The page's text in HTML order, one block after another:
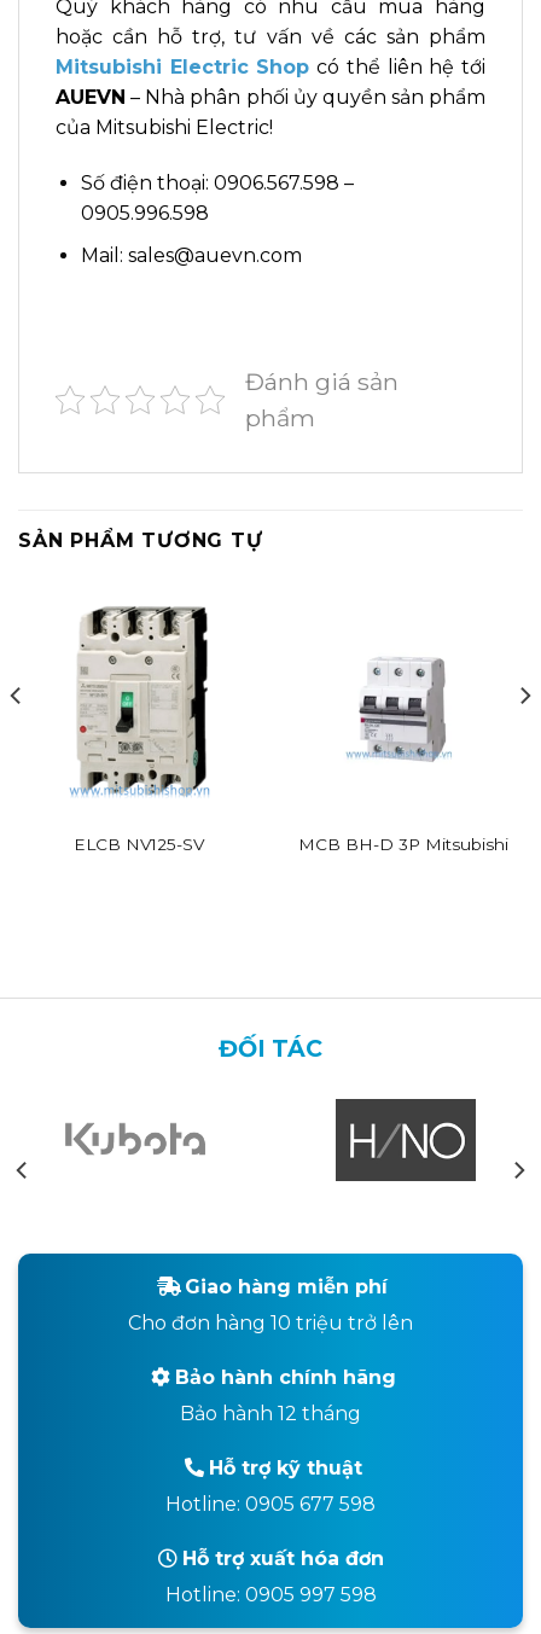
Quý khách hàng có nhu cầu mua hàng
hoặc cần hỗ trợ, tư vấn về các sản phẩm
Mitsubishi Electric Shop có thể liên hệ tới
AUEVN – Nhà phân phối ủy quyền sản phẩm
của Mitsubishi Electric!
Số điện thoại: 0906.567.598 –
0905.996.598
Mail: sales@auevn.com
Đánh giá sản
phẩm
SẢN PHẨM TƯƠNG TỰ
ELCB NV125-SV MCB BH-D 3P Mitsubishi
ĐỐI TÁC
Giao hàng miễn phí
Cho đơn hàng 10 triệu trở lên
Bảo hành chính hãng
Bảo hành 12 tháng
Hỗ trợ kỹ thuật
Hotline: 0905 677 598
Hỗ trợ xuất hóa đơn
Hotline: 0905 997 598